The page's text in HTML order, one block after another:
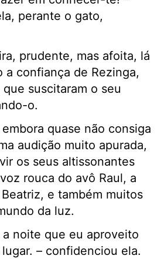
perante o gato,
prudente, mas afoita, lá
confiança de Rezinga,
suscitaram o seu
o.
quase não consiga
audição muito apurada,
os seus altissonantes
rouca do avô Raul, a
e também muitos
da luz.
noite que eu aproveito
– confidenciou ela.